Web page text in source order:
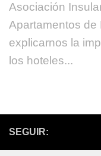
Asociación
Apartamentos de
explicarnos la
los hoteles...
SEGUIR: